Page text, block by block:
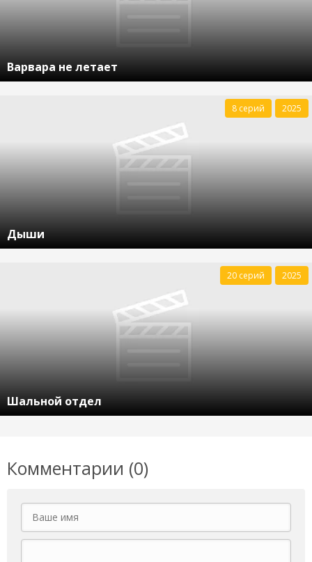
Варвара не летает
Дыши
8 серий 2025
Шальной отдел
20 серий 2025
Комментарии (0)